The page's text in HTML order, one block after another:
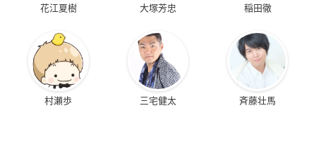
花江夏樹 大塚芳忠 稲田徹
村瀬歩 三宅健太 斉藤壮馬